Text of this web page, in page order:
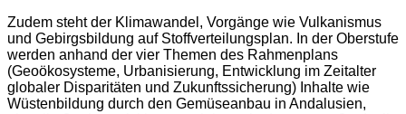
Zudem steht der Klimawandel, Vorgänge wie Vulkanismus
und Gebirgsbildung auf Stoffverteilungsplan. In der Oberstufe
werden anhand der vier Themen des Rahmenplans
(Geoökosysteme, Urbanisierung, Entwicklung im Zeitalter
globaler Disparitäten und Zukunftssicherung) Inhalte wie
Wüstenbildung durch den Gemüseanbau in Andalusien,